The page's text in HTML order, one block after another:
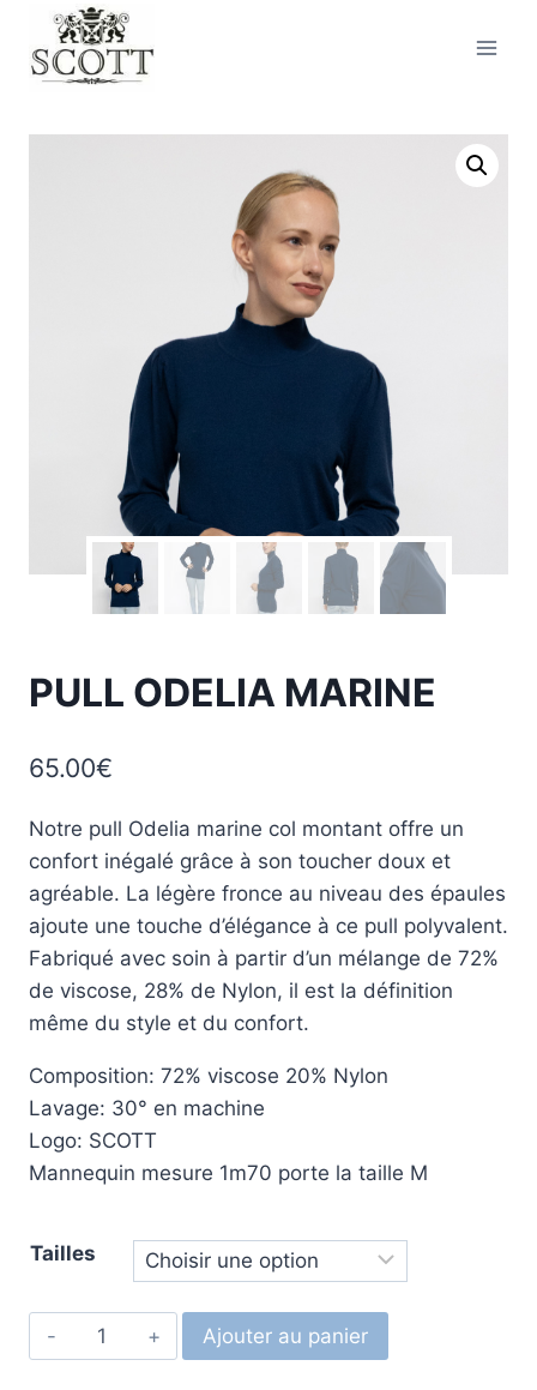
PULL ODELIA MARINE
65.00€
Notre pull Odelia marine col montant offre un
confort inégalé grâce à son toucher doux et
agréable. La légère fronce au niveau des épaules
ajoute une touche d’élégance à ce pull polyvalent.
Fabriqué avec soin à partir d’un mélange de 72%
de viscose, 28% de Nylon, il est la définition
même du style et du confort.
Composition: 72% viscose 20% Nylon
Lavage: 30° en machine
Logo: SCOTT
Mannequin mesure 1m70 porte la taille M
Tailles
Ajouter au panier